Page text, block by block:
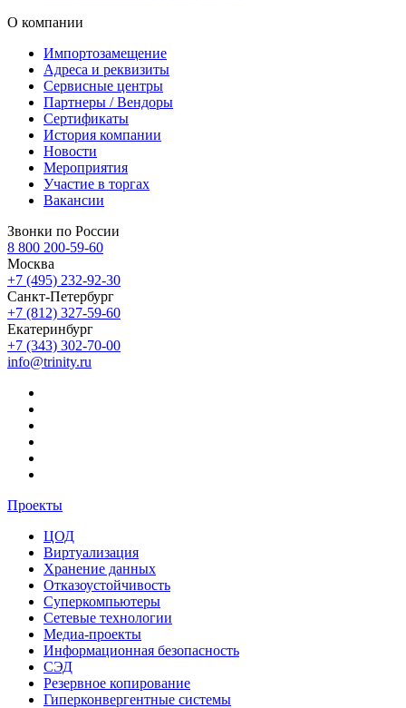
О компании
Импортозамещение
Адреса и реквизиты
Сервисные центры
Партнеры / Вендоры
Сертификаты
История компании
Новости
Мероприятия
Участие в торгах
Вакансии
Звонки по России
8 800 200-59-60
Москва
+7 (495) 232-92-30
Санкт-Петербург
+7 (812) 327-59-60
Екатеринбург
+7 (343) 302-70-00
info@trinity.ru
Проекты
ЦОД
Виртуализация
Хранение данных
Отказоустойчивость
Суперкомпьютеры
Сетевые технологии
Медиа-проекты
Информационная безопасность
СЭД
Резервное копирование
Гиперконвергентные системы